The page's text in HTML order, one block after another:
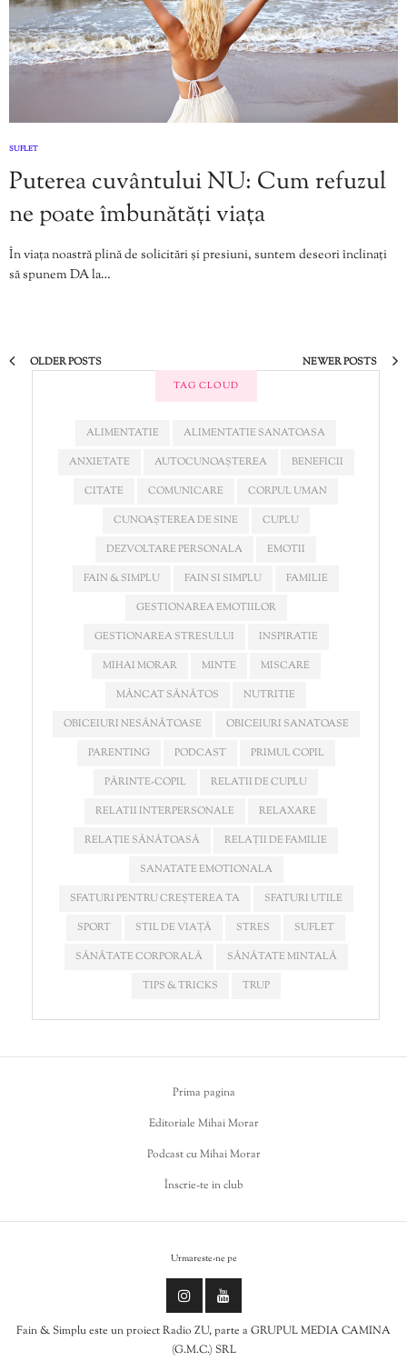
SUFLET
Puterea cuvântului NU: Cum refuzul
ne poate îmbunătăți viața
În viața noastră plină de solicitări și presiuni, suntem deseori înclinați
să spunem DA la…
OLDER POSTS NEWER POSTS
TAG CLOUD
ALIMENTATIE
ALIMENTATIE SANATOASA
ANXIETATE
AUTOCUNOAȘTEREA
BENEFICII
CITATE
COMUNICARE
CORPUL UMAN
CUNOAȘTEREA DE SINE
CUPLU
DEZVOLTARE PERSONALA
EMOTII
FAIN & SIMPLU
FAIN SI SIMPLU
FAMILIE
GESTIONAREA EMOTIILOR
GESTIONAREA STRESULUI
INSPIRATIE
MIHAI MORAR
MINTE
MISCARE
MÂNCAT SĂNĂTOS
NUTRITIE
OBICEIURI NESĂNĂTOASE
OBICEIURI SANATOASE
PARENTING
PODCAST
PRIMUL COPIL
PĂRINTE-COPIL
RELATII DE CUPLU
RELATII INTERPERSONALE
RELAXARE
RELAȚIE SĂNĂTOASĂ
RELAȚII DE FAMILIE
SANATATE EMOTIONALA
SFATURI PENTRU CREȘTEREA TA
SFATURI UTILE
SPORT
STIL DE VIAȚĂ STRES
SUFLET
SĂNĂTATE CORPORALĂ
SĂNĂTATE MINTALĂ
TIPS & TRICKS
TRUP
Prima pagina
Editoriale Mihai Morar
Podcast cu Mihai Morar
Înscrie-te in club
Urmareste-ne pe
Fain & Simplu este un proiect Radio ZU, parte a GRUPUL MEDIA CAMINA
(G.M.C.) SRL